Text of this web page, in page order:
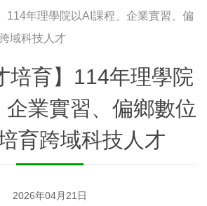
114年理學院以AI課程、企業實習、偏
域科技人才
培育】114年理學院
企業實習、偏鄉數位
育跨域科技人才
2026年04月21日